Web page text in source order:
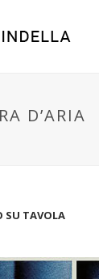
D’ARIA
SU TAVOLA